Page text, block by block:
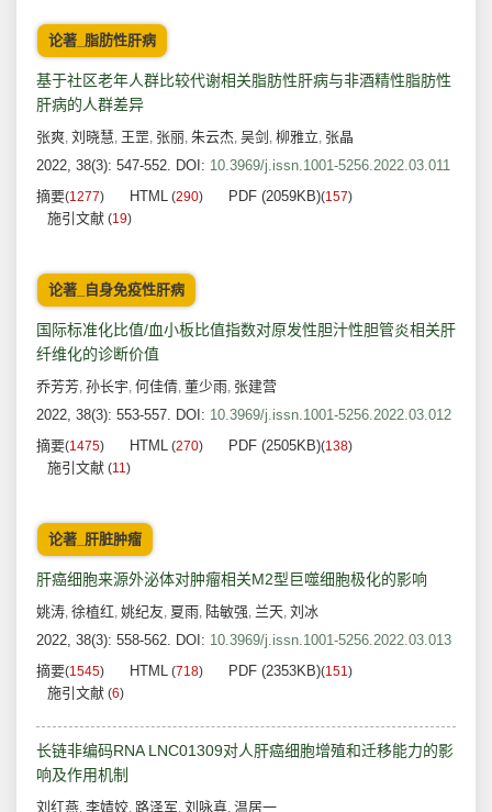
论著_脂肪性肝病
基于社区老年人群比较代谢相关脂肪性肝病与非酒精性脂肪性
肝病的人群差异
张爽, 刘晓慧, 王罡, 张丽, 朱云杰, 吴剑 , 柳雅立, 张晶
2022, 38(3): 547-552. DOI: 10.3969/j.issn.1001-5256.2022.03.011
摘要(1277) HTML (290) PDF (2059KB)(157)
施引文献 (19)
论著_自身免疫性肝病
国际标准化比值/血小板比值指数对原发性胆汁性胆管炎相关肝
纤维化的诊断价值
乔芳芳, 孙长宇, 何佳倩, 董少雨, 张建营
2022, 38(3): 553-557. DOI: 10.3969/j.issn.1001-5256.2022.03.012
摘要(1475) HTML (270) PDF (2505KB)(138)
施引文献 (11)
论著_肝脏肿瘤
肝癌细胞来源外泌体对肿瘤相关M2型巨噬细胞极化的影响
姚涛, 徐植红, 姚纪友, 夏雨, 陆敏强, 兰天, 刘冰
2022, 38(3): 558-562. DOI: 10.3969/j.issn.1001-5256.2022.03.013
摘要(1545) HTML (718) PDF (2353KB)(151)
施引文献 (6)
长链非编码RNA LNC01309对人肝癌细胞增殖和迁移能力的影
响及作用机制
刘红燕, 李婧姣, 路泽军, 刘咏真, 温居一